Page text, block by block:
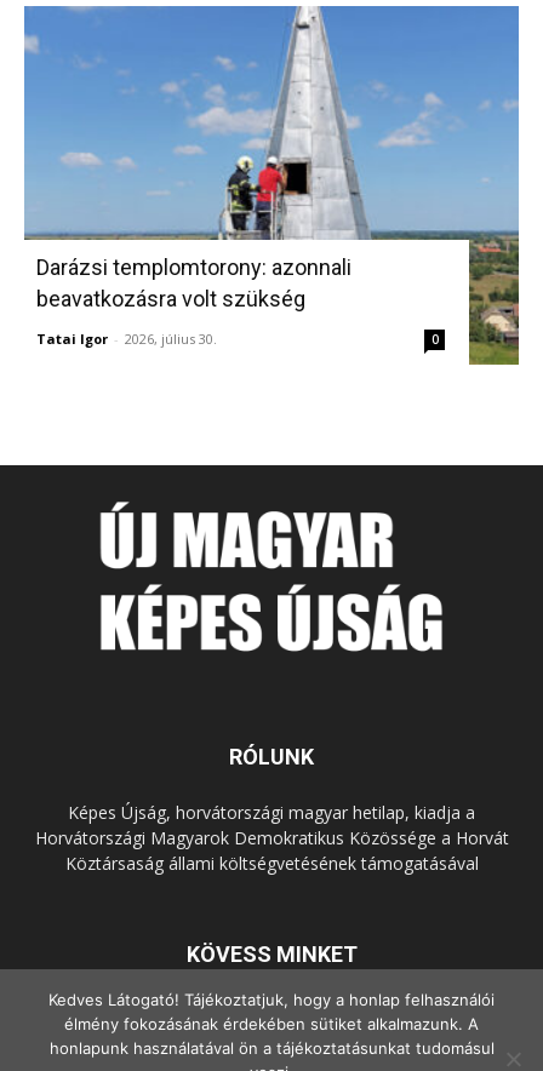
Darázsi templomtorony: azonnali
beavatkozásra volt szükség
Tatai Igor - 2026, július 30. 0
RÓLUNK
Képes Újság, horvátországi magyar hetilap, kiadja a
Horvátországi Magyarok Demokratikus Közössége a Horvát
Köztársaság állami költségvetésének támogatásával
KÖVESS MINKET
Kedves Látogató! Tájékoztatjuk, hogy a honlap felhasználói
élmény fokozásának érdekében sütiket alkalmazunk. A
honlapunk használatával ön a tájékoztatásunkat tudomásul